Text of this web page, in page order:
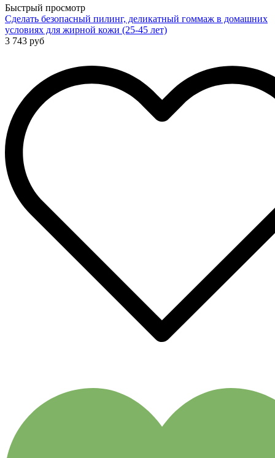
Быстрый просмотр
Сделать безопасный пилинг, деликатный гоммаж в домашних
условиях для жирной кожи (25-45 лет)
3 743 руб